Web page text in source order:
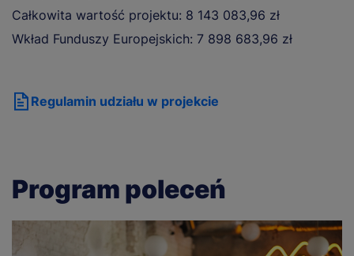
Całkowita wartość projektu: 8 143 083,96 zł
Wkład Funduszy Europejskich: 7 898 683,96 zł
Regulamin udziału w projekcie
Program poleceń